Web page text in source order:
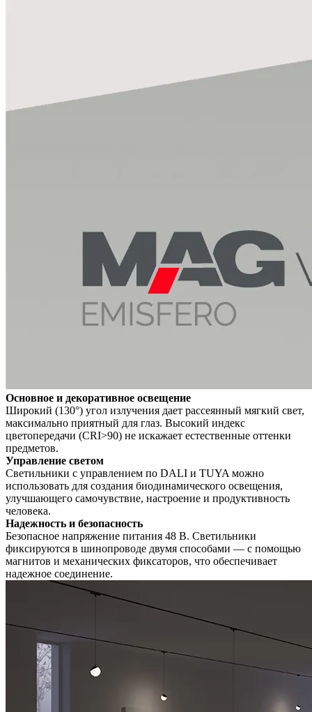
Основное и декоративное освещение
Широкий (130°) угол излучения дает рассеянный мягкий свет,
максимально приятный для глаз. Высокий индекс
цветопередачи (CRI>90) не искажает естественные оттенки
предметов.
Управление светом
Светильники с управлением по DALI и TUYA можно
использовать для создания биодинамического освещения,
улучшающего самочувствие, настроение и продуктивность
человека.
Надежность и безопасность
Безопасное напряжение питания 48 В. Светильники
фиксируются в шинопроводе двумя способами — с помощью
магнитов и механических фиксаторов, что обеспечивает
надежное соединение.